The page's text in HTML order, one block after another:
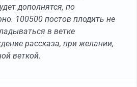
дополнятся, по
100500 постов плодить не
в ветке
рассказа, при желании,
веткой.